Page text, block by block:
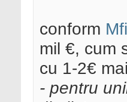
conform
mil €, cum
cu 1-2€
- pentru